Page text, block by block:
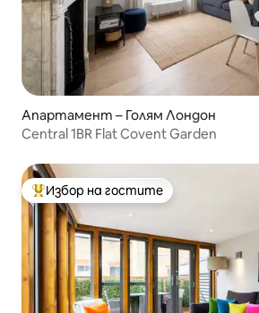
Апартамент – Голям Лондон
Central 1BR Flat Covent Garden
Най-популярен избор на гостите
Избор на гостите